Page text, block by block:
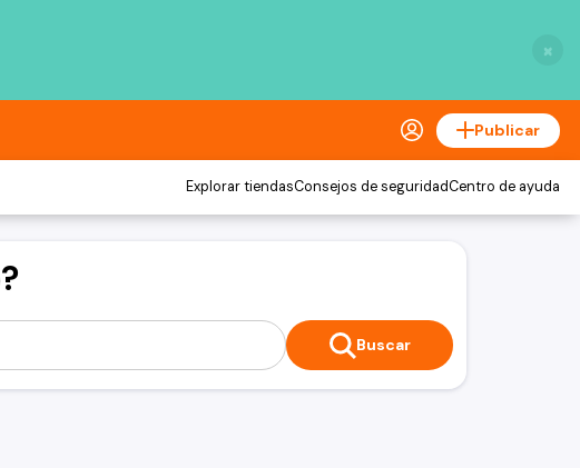
×
Publicar
Explorar tiendasConsejos de seguridadCentro de ayuda
Buscar